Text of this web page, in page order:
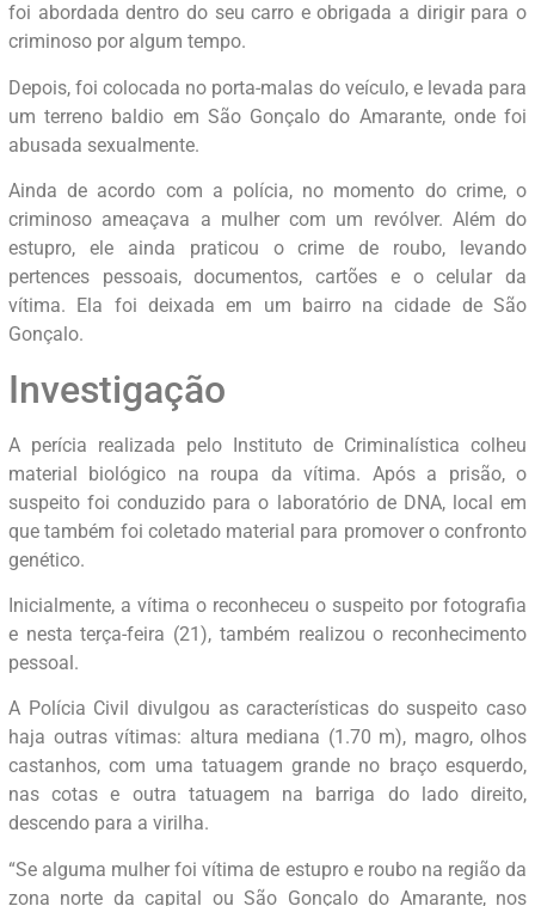
foi abordada dentro do seu carro e obrigada a dirigir para o
criminoso por algum tempo.
Depois, foi colocada no porta-malas do veículo, e levada para
um terreno baldio em São Gonçalo do Amarante, onde foi
abusada sexualmente.
Ainda de acordo com a polícia, no momento do crime, o
criminoso ameaçava a mulher com um revólver. Além do
estupro, ele ainda praticou o crime de roubo, levando
pertences pessoais, documentos, cartões e o celular da
vítima. Ela foi deixada em um bairro na cidade de São
Gonçalo.
Investigação
A perícia realizada pelo Instituto de Criminalística colheu
material biológico na roupa da vítima. Após a prisão, o
suspeito foi conduzido para o laboratório de DNA, local em
que também foi coletado material para promover o confronto
genético.
Inicialmente, a vítima o reconheceu o suspeito por fotografia
e nesta terça-feira (21), também realizou o reconhecimento
pessoal.
A Polícia Civil divulgou as características do suspeito caso
haja outras vítimas: altura mediana (1.70 m), magro, olhos
castanhos, com uma tatuagem grande no braço esquerdo,
nas cotas e outra tatuagem na barriga do lado direito,
descendo para a virilha.
“Se alguma mulher foi vítima de estupro e roubo na região da
zona norte da capital ou São Gonçalo do Amarante, nos